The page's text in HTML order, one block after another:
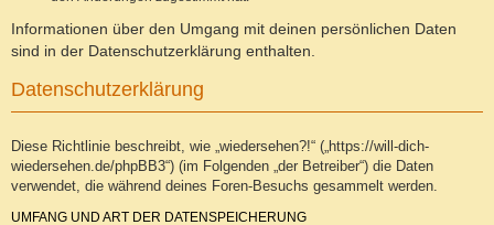
Informationen über den Umgang mit deinen persönlichen Daten
sind in der Datenschutzerklärung enthalten.
Datenschutzerklärung
Diese Richtlinie beschreibt, wie „wiedersehen?!“ („https://will-dich-
wiedersehen.de/phpBB3“) (im Folgenden „der Betreiber“) die Daten
verwendet, die während deines Foren-Besuchs gesammelt werden.
UMFANG UND ART DER DATENSPEICHERUNG